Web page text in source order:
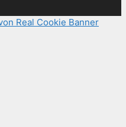
Real Cookie Banner